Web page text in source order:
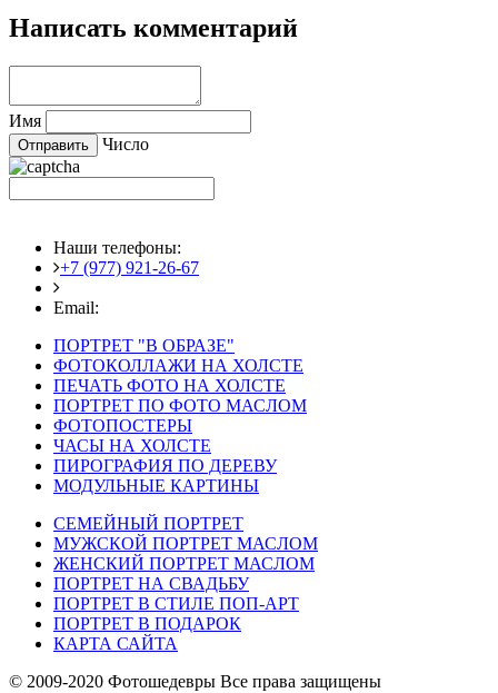
Написать комментарий
Имя
Число
Наши телефоны:
+7 (977) 921-26-67
Email:
ПОРТРЕТ "В ОБРАЗЕ"
ФОТОКОЛЛАЖИ НА ХОЛСТЕ
ПЕЧАТЬ ФОТО НА ХОЛСТЕ
ПОРТРЕТ ПО ФОТО МАСЛОМ
ФОТОПОСТЕРЫ
ЧАСЫ НА ХОЛСТЕ
ПИРОГРАФИЯ ПО ДЕРЕВУ
МОДУЛЬНЫЕ КАРТИНЫ
СЕМЕЙНЫЙ ПОРТРЕТ
МУЖСКОЙ ПОРТРЕТ МАСЛОМ
ЖЕНСКИЙ ПОРТРЕТ МАСЛОМ
ПОРТРЕТ НА СВАДЬБУ
ПОРТРЕТ В СТИЛЕ ПОП-АРТ
ПОРТРЕТ В ПОДАРОК
КАРТА САЙТА
© 2009-2020 Фотошедевры Все права защищены